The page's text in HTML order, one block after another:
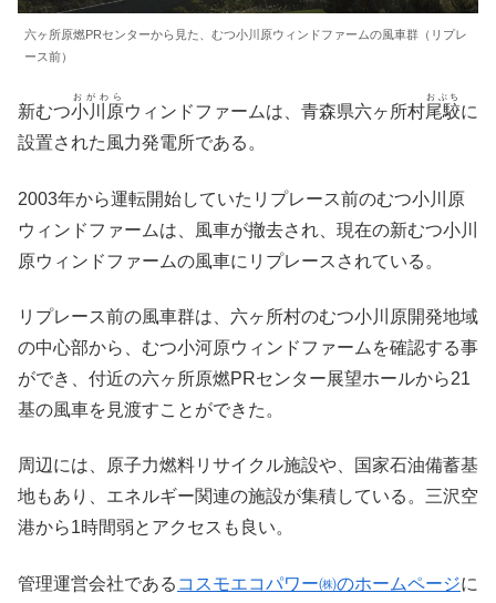
六ヶ所原燃PRセンターから見た、むつ小川原ウィンドファームの風車群（リプレ
ース前）
新むつ小川原
おがわら
ウィンドファームは、青森県六ヶ所村尾駮
おぶち
に
設置された風力発電所である。
2003年から運転開始していたリプレース前のむつ小川原
ウィンドファームは、風車が撤去され、現在の新むつ小川
原ウィンドファームの風車にリプレースされている。
リプレース前の風車群は、六ヶ所村のむつ小川原開発地域
の中心部から、むつ小河原ウィンドファームを確認する事
ができ、付近の六ヶ所原燃PRセンター展望ホールから21
基の風車を見渡すことができた。
周辺には、原子力燃料リサイクル施設や、国家石油備蓄基
地もあり、エネルギー関連の施設が集積している。三沢空
港から1時間弱とアクセスも良い。
管理運営会社である コスモエコパワー㈱のホームページに